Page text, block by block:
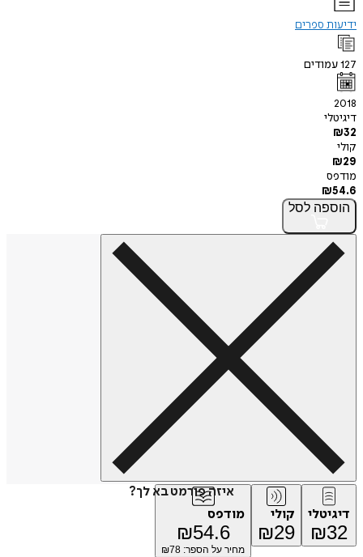
ידיעות ספרים
127עמודים
2018
דיגיטלי
₪32
קולי
₪29
מודפס
₪54.6
הוספה לסל
איזה פורמט בא לך?
דיגיטלי
₪32
קולי
₪29
מודפס
₪54.6
מחיר על הספר: ₪ 78